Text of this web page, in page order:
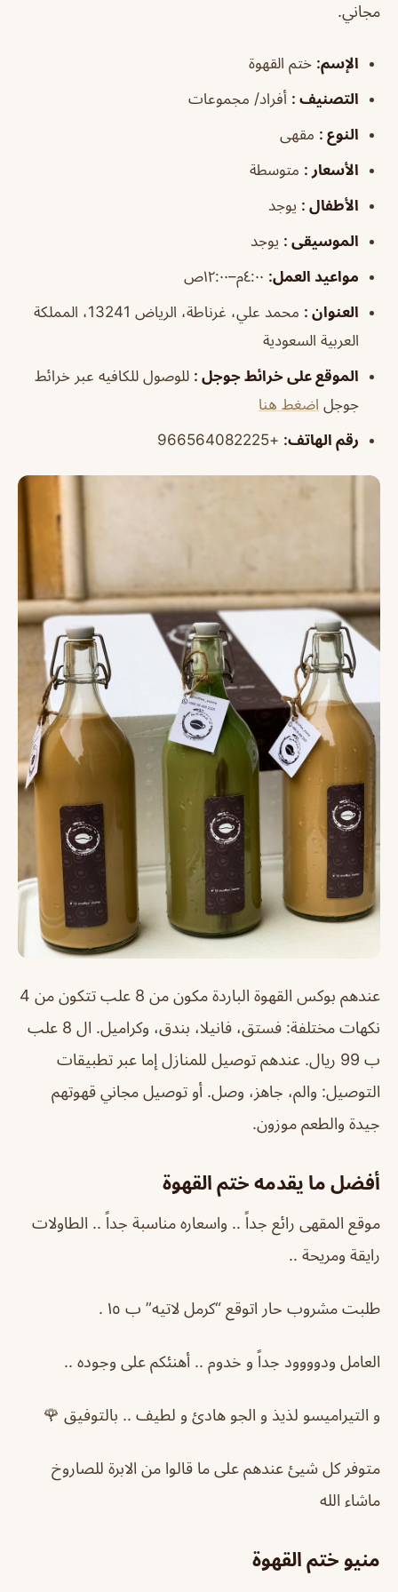
مجاني.
الإسم: ختم القهوة
التصنيف : أفراد/ مجموعات
النوع : مقهى
الأسعار : متوسطة
الأطفال : يوجد
الموسيقى : يوجد
مواعيد العمل:
العنوان :
محمد علي، غرناطة، الرياض 13241، المملكة
العربية السعودية
الموقع على خرائط جوجل : للوصول للكافيه عبر خرائط
جوجل اضغط هنا
رقم الهاتف: +966564082225
عندهم بوكس القهوة الباردة مكون من 8 علب تتكون من 4
نكهات مختلفة: فستق، فانيلا، بندق، وكراميل. ال 8 علب
ب 99 ريال. عندهم توصيل للمنازل إما عبر تطبيقات
التوصيل: والم، جاهز، وصل. أو توصيل مجاني قهوتهم
جيدة والطعم موزون.
أفضل ما يقدمه ختم القهوة
موقع المقهى رائع جداً .. واسعاره مناسبة جداً .. الطاولات
رايقة ومريحة ..
طلبت مشروب حار اتوقع “كرمل لاتيه” ب ١٥ .
العامل ودوووود جداً و خدوم .. أهنئكم على وجوده ..
و التيراميسو لذيذ و الجو هادئ و لطيف .. بالتوفيق 🌹
متوفر كل شيئ عندهم على ما قالوا من الابرة للصاروخ
ماشاء الله
منيو ختم القهوة